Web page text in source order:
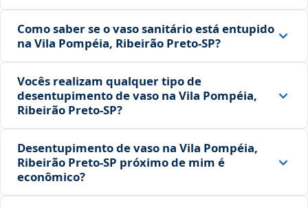
Como saber se o vaso sanitário está entupido
na Vila Pompéia, Ribeirão Preto‑SP?
Vocês realizam qualquer tipo de
desentupimento de vaso na Vila Pompéia,
Ribeirão Preto‑SP?
Desentupimento de vaso na Vila Pompéia,
Ribeirão Preto‑SP próximo de mim é
econômico?